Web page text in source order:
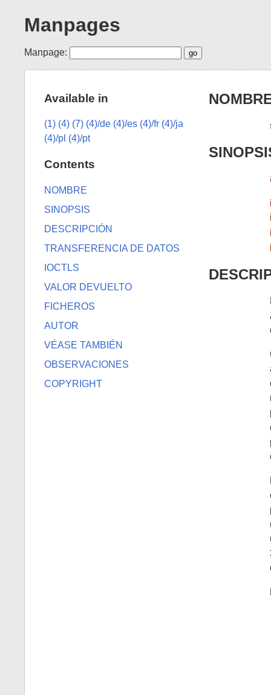
Manpages
Manpage:
Available in
(1) (4) (7) (4)/de (4)/es (4)/fr (4)/ja
(4)/pl (4)/pt
Contents
NOMBRE
SINOPSIS
DESCRIPCIÓN
TRANSFERENCIA DE DATOS
IOCTLS
VALOR DEVUELTO
FICHEROS
AUTOR
VÉASE TAMBIÉN
OBSERVACIONES
COPYRIGHT